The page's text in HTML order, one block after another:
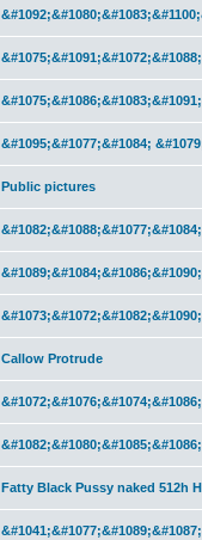
&#1095;&#1077;&#1084;
Public pictures
Callow Protrude
Fatty Black Pussy naked 512h